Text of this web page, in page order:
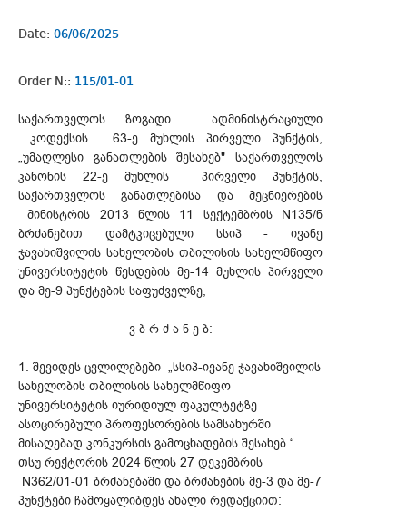
Date: 06/06/2025
Order N:: 115/01-01
საქართველოს ზოგადი ადმინისტრაციული
კოდექსის 63-ე მუხლის პირველი პუნქტის,
„უმაღლესი განათლების შესახებ" საქართველოს
კანონის 22-ე მუხლის პირველი პუნქტის,
საქართველოს განათლებისა და მეცნიერების
მინისტრის 2013 წლის 11 სექტემბრის N135/ნ
ბრძანებით დამტკიცებული სსიპ - ივანე
ჯავახიშვილის სახელობის თბილისის სახელმწიფო
უნივერსიტეტის წესდების მე-14 მუხლის პირველი
და მე-9 პუნქტების საფუძველზე,
ვ ბ რ ძ ა ნ ე ბ:
1. შევიდეს ცვლილებები „სსიპ-ივანე ჯავახიშვილის
სახელობის თბილისის სახელმწიფო
უნივერსიტეტის იურიდიულ ფაკულტეტზე
ასოცირებული პროფესორების სამსახურში
მისაღებად კონკურსის გამოცხადების შესახებ “
თსუ რექტორის 2024 წლის 27 დეკემბრის
N362/01-01 ბრძანებაში და ბრძანების მე-3 და მე-7
პუნქტები ჩამოყალიბდეს ახალი რედაქციით: